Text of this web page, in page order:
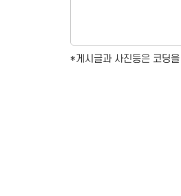
*게시글과 사진등은 코딩